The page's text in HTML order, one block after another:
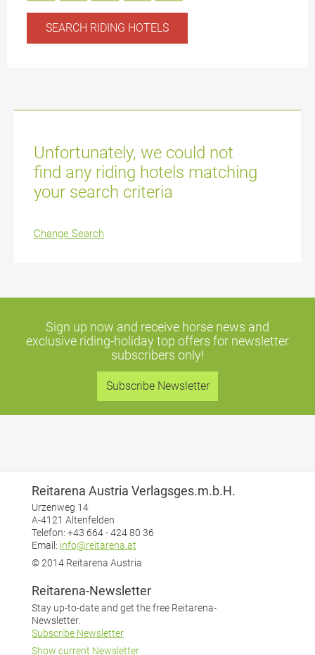
Unfortunately, we could not
find any riding hotels matching
your search criteria
Change Search
Sign up now and receive horse news and
exclusive riding-holiday top offers for newsletter
subscribers only!
Subscribe Newsletter
Reitarena Austria Verlagsges.m.b.H.
Urzenweg 14
A-4121 Altenfelden
Telefon: +43 664 - 424 80 36
Email: info@reitarena.at
© 2014 Reitarena Austria
Reitarena-Newsletter
Stay up-to-date and get the free Reitarena-
Newsletter.
Subscribe Newsletter
Show current Newsletter